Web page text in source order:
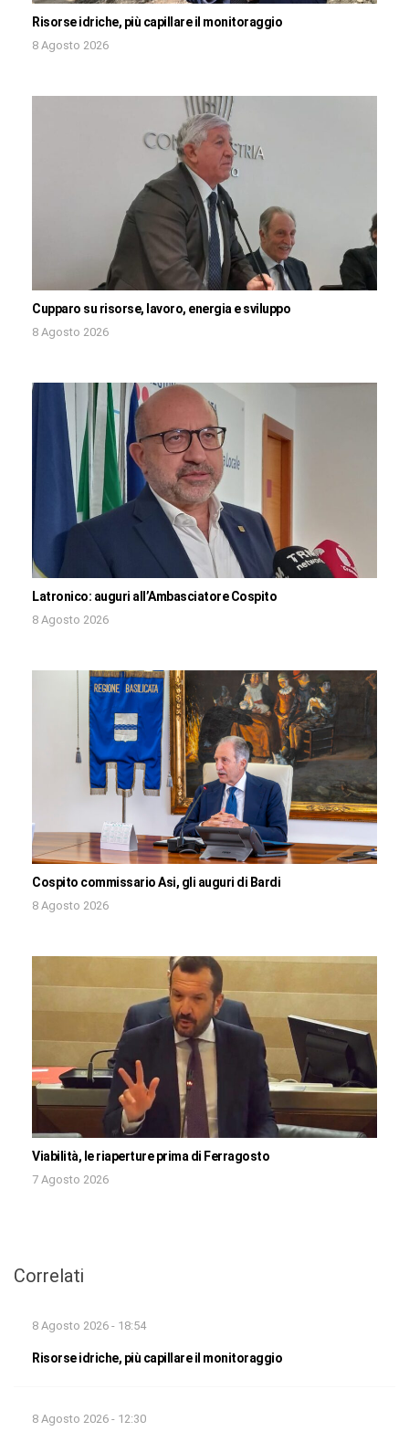
Risorse idriche, più capillare il monitoraggio
8 Agosto 2026
Cupparo su risorse, lavoro, energia e sviluppo
8 Agosto 2026
Latronico: auguri all’Ambasciatore Cospito
8 Agosto 2026
Cospito commissario Asi, gli auguri di Bardi
8 Agosto 2026
Viabilità, le riaperture prima di Ferragosto
7 Agosto 2026
Correlati
8 Agosto 2026 - 18:54
Risorse idriche, più capillare il monitoraggio
8 Agosto 2026 - 12:30